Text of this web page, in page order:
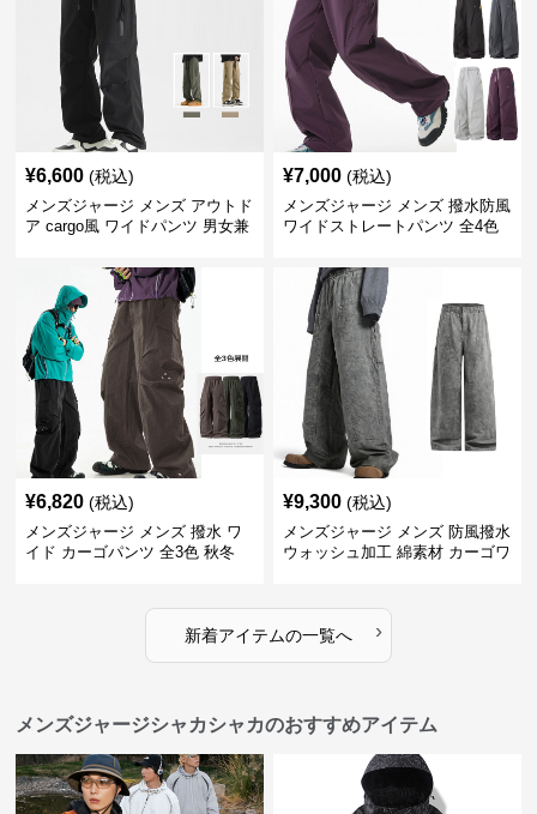
¥6,600 (税込)
メンズジャージ メンズ アウトド
ア cargo風 ワイドパンツ 男女兼
¥7,000 (税込)
メンズジャージ メンズ 撥水防風
ワイドストレートパンツ 全4色
¥6,820 (税込)
メンズジャージ メンズ 撥水 ワ
イド カーゴパンツ 全3色 秋冬
¥9,300 (税込)
メンズジャージ メンズ 防風撥水
ウォッシュ加工 綿素材 カーゴワ
新着アイテムの一覧へ ›
メンズジャージシャカシャカのおすすめアイテム